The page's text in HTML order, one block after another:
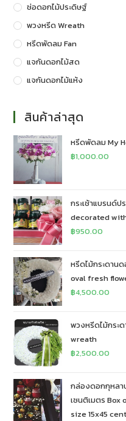
ช่อดอกไม้ประดิษฐ์
พวงหรีด Wreath
หรีดพัดลม Fan
แจกันดอกไม้สด
แจกันดอกไม้แห้ง
สินค้าล่าสุด
หรีดพัดลม My
฿1,000.00
กระเช้าแบรนด์
decorated
฿950.00
หรีดไม้กระดาน
oval fresh
฿4,500.00
พวงหรีดไม้กระ
wreath
฿2,500.00
กล่องดอกกุหลา
เซนติเมตร
size 15x45